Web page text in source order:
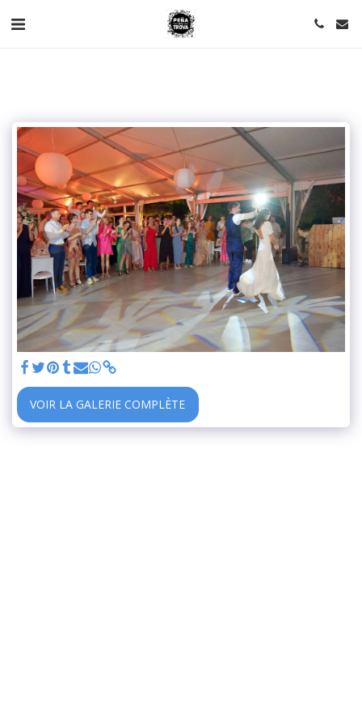
VOIR LA GALERIE COMPLÈTE